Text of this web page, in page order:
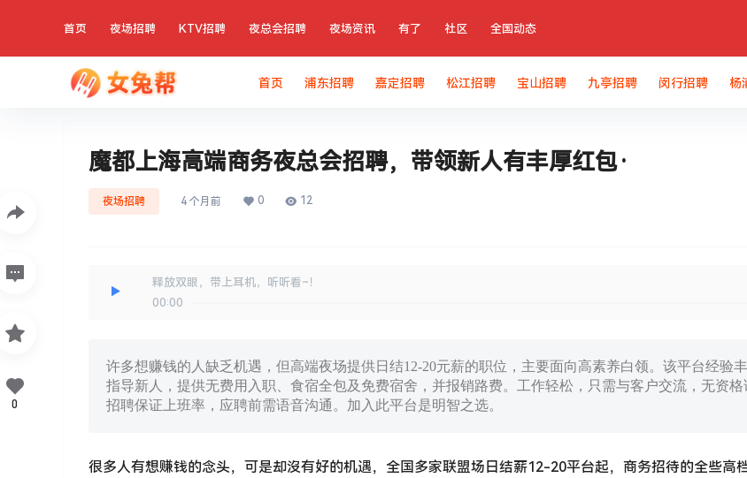
首页 夜场招聘 KTV招聘 夜总会招聘 夜场资讯 有了 社区 全国动态
首页 浦东招聘 嘉定招聘 松江招聘 宝山招聘 九亭招聘 闵行招聘 杨
魔都上海高端商务夜总会招聘，带领新人有丰厚红包·
夜场招聘 4 个月前 0 12
释放双眼，带上耳机，听听看~！
00:00
许多想赚钱的人缺乏机遇，但高端夜场提供日结12-20元薪的职位，主要面向高素养白领。该平台经验
指导新人，提供无费用入职、食宿全包及免费宿舍，并报销路费。工作轻松，只需与客户交流，无资格
招聘保证上班率，应聘前需语音沟通。加入此平台是明智之选。
很多人有想赚钱的念头，可是却沒有好的机遇，全国多家联盟场日结薪12-20平台起，商务招待的全些高档
0